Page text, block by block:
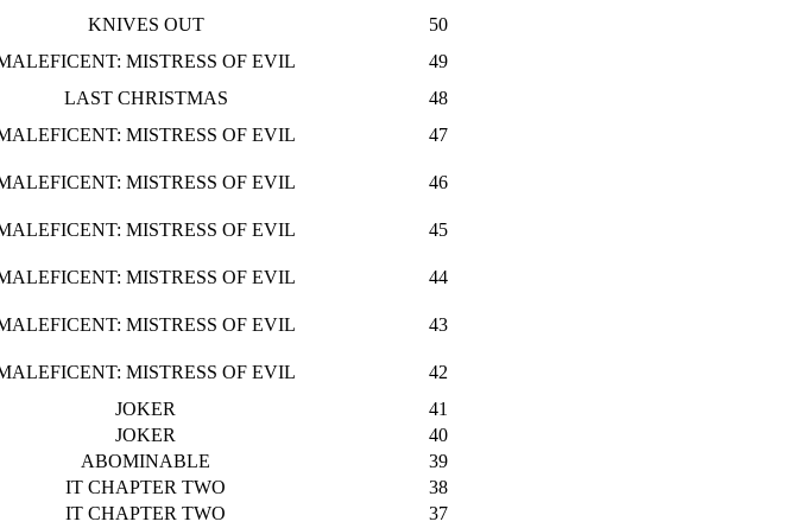
KNIVES OUT
50
MISTRESS OF EVIL
49
LAST CHRISTMAS
48
MISTRESS OF EVIL 47
MISTRESS OF EVIL 46
MISTRESS OF EVIL 45
MISTRESS OF EVIL 44
MISTRESS OF EVIL 43
MISTRESS OF EVIL
42
JOKER
41
JOKER
40
ABOMINABLE
39
IT CHAPTER TWO
38
IT CHAPTER TWO
37